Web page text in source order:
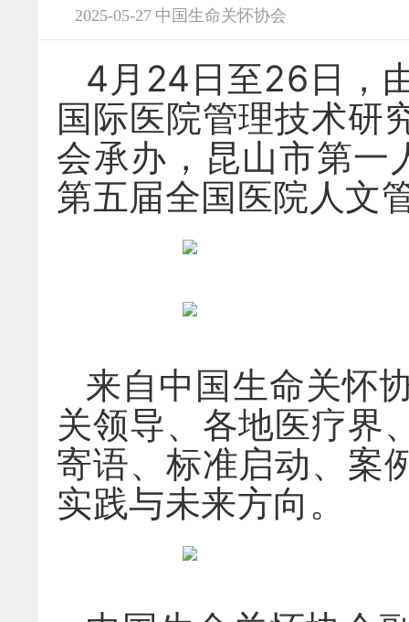
2025-05-27 中国生命关怀协会
4月24日至26日，
国际医院管理技术研
会承办，昆山市第一
第五届全国医院人文
来自中国生命关怀
关领导、各地医疗界
寄语、标准启动、案
实践与未来方向。